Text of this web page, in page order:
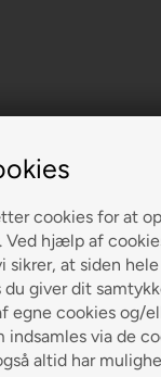
cookies for at
hjælp af
sikrer, at siden
du giver dit
egne cookies og/
indsamles via de
altid har
råd